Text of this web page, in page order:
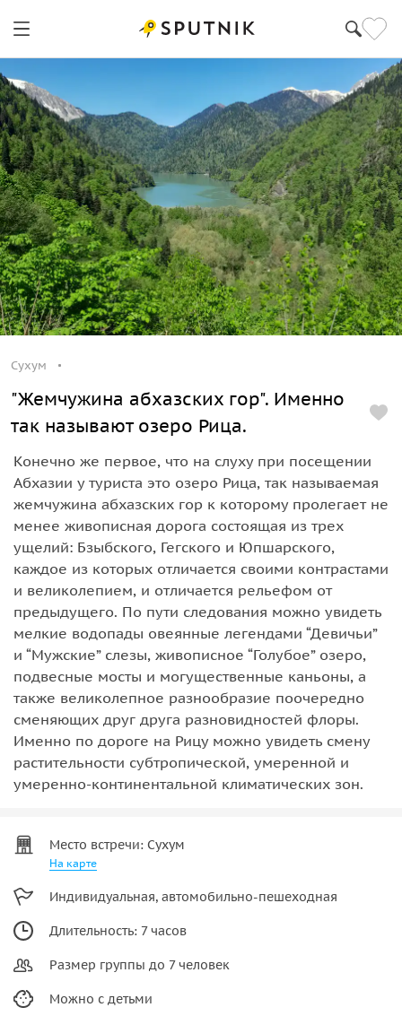
Сухум
"Жемчужина абхазских гор". Именно
так называют озеро Рица.
Конечно же первое, что на слуху при посещении
Абхазии у туриста это озеро Рица, так называемая
жемчужина абхазских гор к которому пролегает не
менее живописная дорога состоящая из трех
ущелий: Бзыбского, Гегского и Юпшарского,
каждое из которых отличается своими контрастами
и великолепием, и отличается рельефом от
предыдущего. По пути следования можно увидеть
мелкие водопады овеянные легендами “Девичьи”
и “Мужские” слезы, живописное “Голубое” озеро,
подвесные мосты и могущественные каньоны, а
также великолепное разнообразие поочередно
сменяющих друг друга разновидностей флоры.
Именно по дороге на Рицу можно увидеть смену
растительности субтропической, умеренной и
умеренно-континентальной климатических зон.
Место встречи: Сухум
На карте
Индивидуальная, автомобильно-пешеходная
Длительность: 7 часов
Размер группы до 7 человек
Можно с детьми